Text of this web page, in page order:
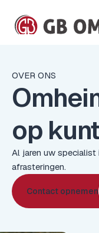
OVER ONS
op
Al jaren uw specialist
afrasteringen.
Contact opnemen